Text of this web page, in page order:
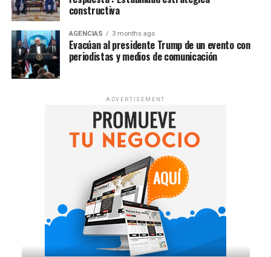
constructiva
AGENCIAS 3 months ago
Evacúan al presidente Trump de un evento con
periodistas y medios de comunicación
ADVERTISEMENT